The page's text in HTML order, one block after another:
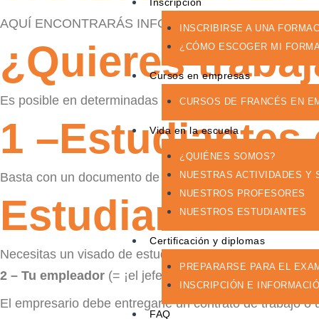
INSCRIBIRSE A UNA
¿CÓMO ESCOGER MI
Cursos en empresas
CURSOS DE FRANCÉS EN
Vida en la escuela
¿QUIÉNES SOMOS?
NUESTRAS ACTIVIDADES Y
NUESTROS PROFESORES
NUESTROS ESTUDIANTES
Certificación y diplomas
PREPARARSE PARA EL
INSCRIPCIÓN E
FAQ
AQUÍ ENCONTRARÁS INFORMACIÓN A SABER
¿Quieres
Es posible en determinadas condiciones.
1
Basta con un documento de identidad. No necesita
Estudiantes no
Necesitas un visado de estudiante.
2 – Tu empleador (= ¡el jefe!) debe declarar tu
El empresario debe entregarle un contrato de trabajo o